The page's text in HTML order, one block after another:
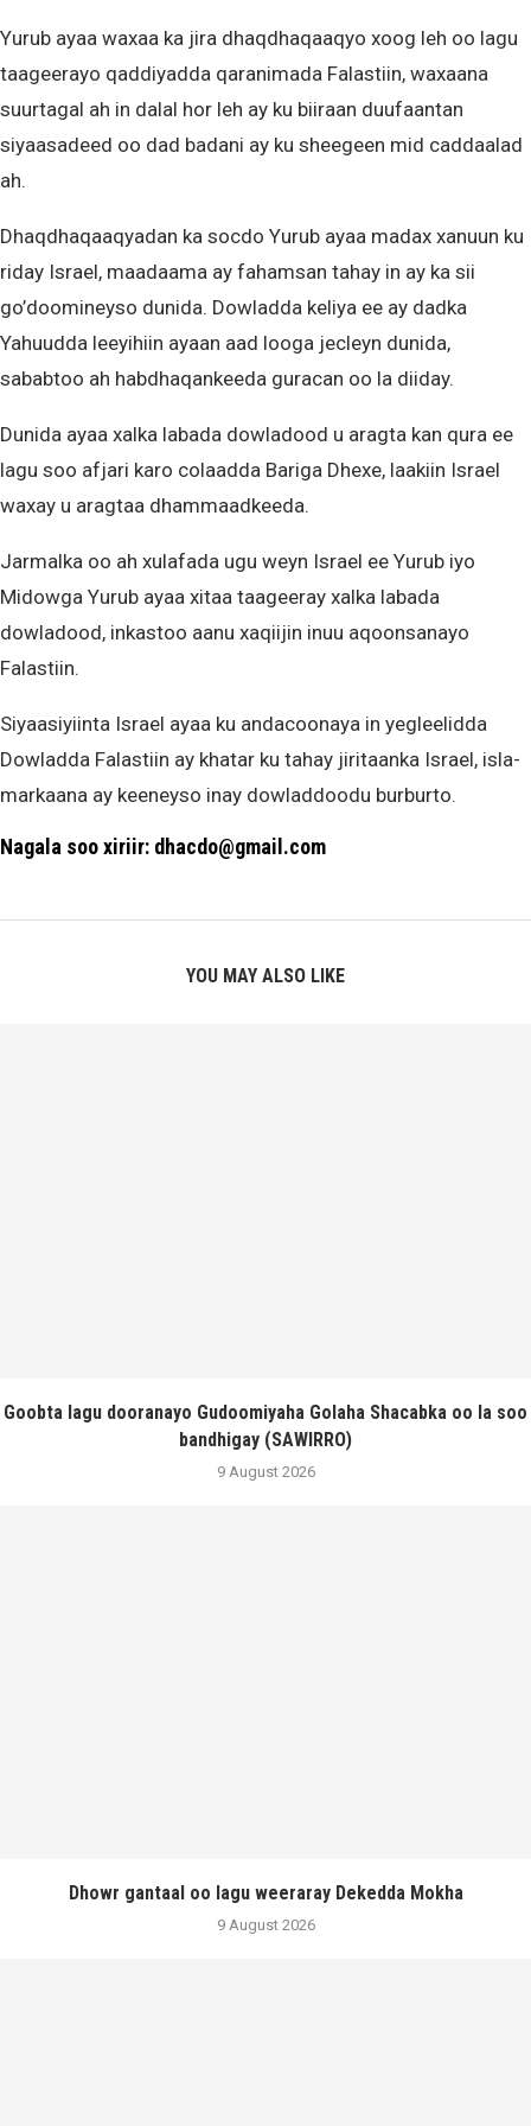
Yurub ayaa waxaa ka jira dhaqdhaqaaqyo xoog leh oo lagu
taageerayo qaddiyadda qaranimada Falastiin, waxaana
suurtagal ah in dalal hor leh ay ku biiraan duufaantan
siyaasadeed oo dad badani ay ku sheegeen mid caddaalad
ah.
Dhaqdhaqaaqyadan ka socdo Yurub ayaa madax xanuun ku
riday Israel, maadaama ay fahamsan tahay in ay ka sii
go’doomineyso dunida. Dowladda keliya ee ay dadka
Yahuudda leeyihiin ayaan aad looga jecleyn dunida,
sababtoo ah habdhaqankeeda guracan oo la diiday.
Dunida ayaa xalka labada dowladood u aragta kan qura ee
lagu soo afjari karo colaadda Bariga Dhexe, laakiin Israel
waxay u aragtaa dhammaadkeeda.
Jarmalka oo ah xulafada ugu weyn Israel ee Yurub iyo
Midowga Yurub ayaa xitaa taageeray xalka labada
dowladood, inkastoo aanu xaqiijin inuu aqoonsanayo
Falastiin.
Siyaasiyiinta Israel ayaa ku andacoonaya in yegleelidda
Dowladda Falastiin ay khatar ku tahay jiritaanka Israel, isla-
markaana ay keeneyso inay dowladdoodu burburto.
Nagala soo xiriir: dhacdo@gmail.com
YOU MAY ALSO LIKE
Goobta lagu dooranayo Gudoomiyaha Golaha Shacabka oo la soo
bandhigay (SAWIRRO)
9 August 2026
Dhowr gantaal oo lagu weeraray Dekedda Mokha
9 August 2026